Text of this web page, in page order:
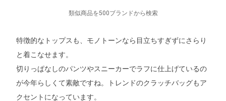
類似商品を500ブランドから検索
特徴的なトップスも、モノトーンなら目立ちすぎずにさらり
と着こなせます。
切りっぱなしのパンツやスニーカーでラフに仕上げているの
が今年らしくて素敵ですね。トレンドのクラッチバッグもア
クセントになっています。